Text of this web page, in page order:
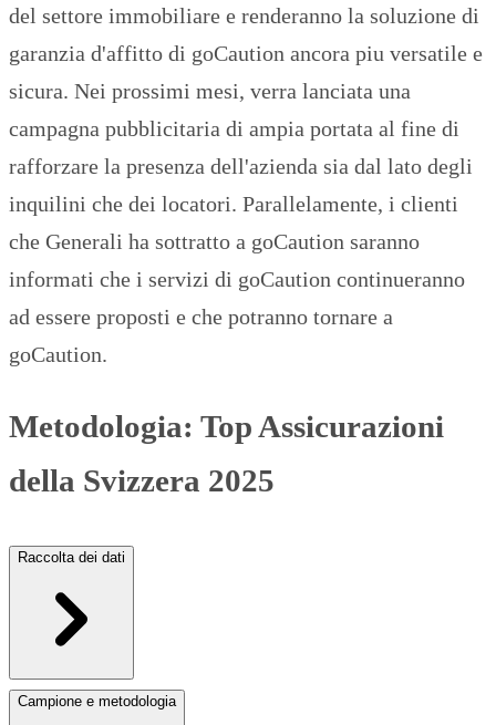
del settore immobiliare e renderanno la soluzione di
garanzia d'affitto di goCaution ancora piu versatile e
sicura. Nei prossimi mesi, verra lanciata una
campagna pubblicitaria di ampia portata al fine di
rafforzare la presenza dell'azienda sia dal lato degli
inquilini che dei locatori. Parallelamente, i clienti
che Generali ha sottratto a goCaution saranno
informati che i servizi di goCaution continueranno
ad essere proposti e che potranno tornare a
goCaution.
Metodologia: Top Assicurazioni
della Svizzera 2025
Raccolta dei dati
Campione e metodologia